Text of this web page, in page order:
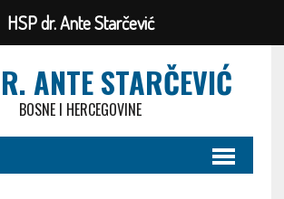
ANTE STARČEVIĆ
BOSNE I HERCEGOVINE
HSP dr. Ante Starčević